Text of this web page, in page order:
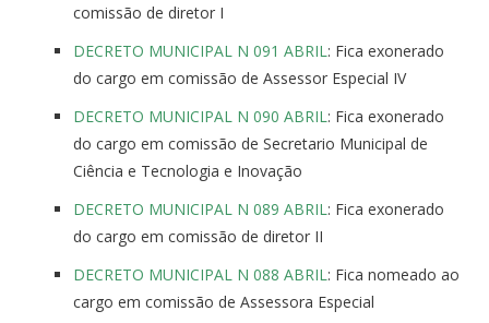
comissão de diretor I
DECRETO MUNICIPAL N 091 ABRIL: Fica exonerado
do cargo em comissão de Assessor Especial IV
DECRETO MUNICIPAL N 090 ABRIL: Fica exonerado
do cargo em comissão de Secretario Municipal de
Ciência e Tecnologia e Inovação
DECRETO MUNICIPAL N 089 ABRIL: Fica exonerado
do cargo em comissão de diretor II
DECRETO MUNICIPAL N 088 ABRIL: Fica nomeado ao
cargo em comissão de Assessora Especial